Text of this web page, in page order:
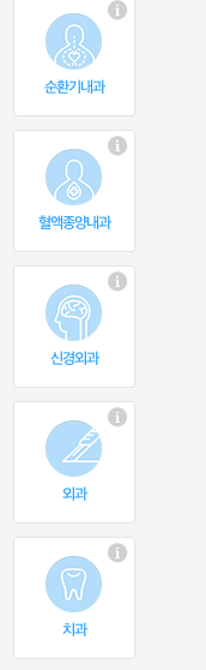
순환기내과
혈액종양내과
신경외과
외과
치과